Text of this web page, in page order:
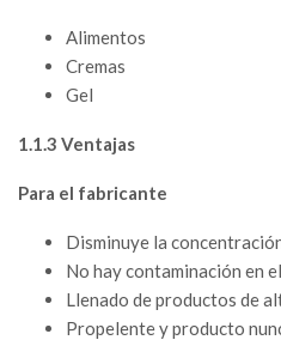
Alimentos
Cremas
Gel
1.1.3 Ventajas
Para el fabricante
Disminuye la
No hay contaminación en
Llenado de productos de
Propelente y producto